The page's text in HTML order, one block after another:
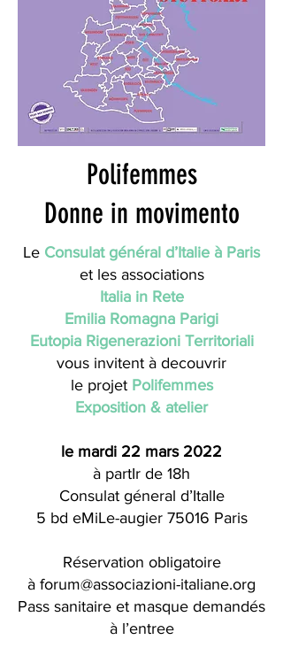
Polifemmes
Donne in movimento
Le Consulat général d’Italie à Paris
et les associations
Italia in Rete
Emilia Romagna Parigi
Eutopia Rigenerazioni Territoriali
vous invitent à decouvrir
le projet Polifemmes
Exposition & atelier
le mardi 22 mars 2022
à partIr de 18h
Consulat géneral d’ItalIe
5 bd eMiLe-augier 75016 Paris
Réservation obligatoire
à forum@associazioni-italiane.org
Pass sanitaire et masque demandés
à l’entree